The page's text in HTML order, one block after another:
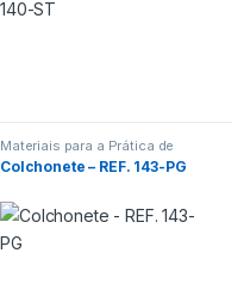
Materiais para a Prática de
Esportes
Colchonete – REF. 143-PG